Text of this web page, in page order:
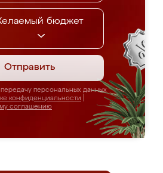
бюджет
Отправить
персональных данных
конфиденциальности
соглашению